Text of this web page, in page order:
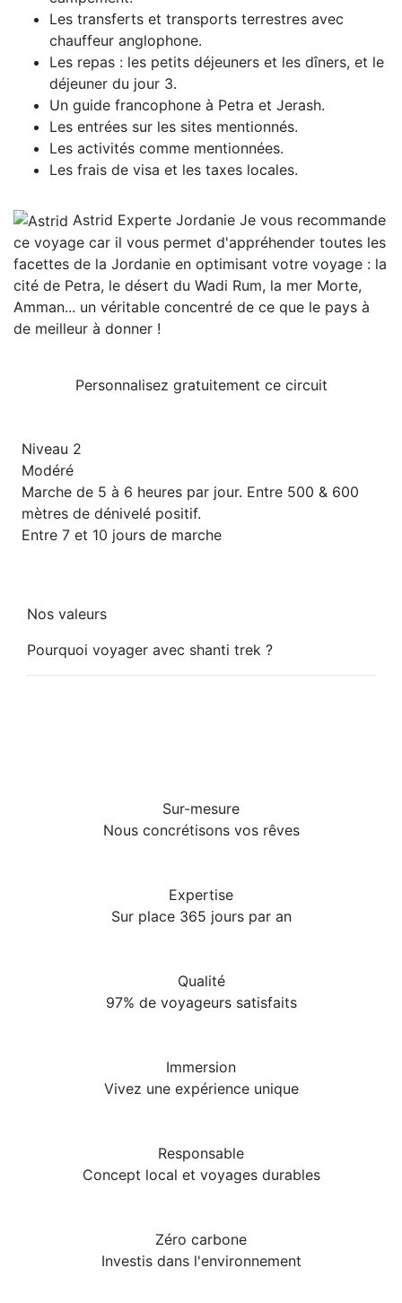
Les transferts et transports terrestres avec
chauffeur anglophone.
Les repas : les petits déjeuners et les dîners, et le
déjeuner du jour 3.
Un guide francophone à Petra et Jerash.
Les entrées sur les sites mentionnés.
Les activités comme mentionnées.
Les frais de visa et les taxes locales.
Astrid Experte Jordanie Je vous recommande
ce voyage car il vous permet d'appréhender toutes les
facettes de la Jordanie en optimisant votre voyage : la
cité de Petra, le désert du Wadi Rum, la mer Morte,
Amman... un véritable concentré de ce que le pays à
de meilleur à donner !
Personnalisez gratuitement ce circuit
Niveau 2
Modéré
Marche de 5 à 6 heures par jour. Entre 500 & 600
mètres de dénivelé positif.
Entre 7 et 10 jours de marche
Nos valeurs
Pourquoi voyager avec shanti trek ?
Sur-mesure
Nous concrétisons vos rêves
Expertise
Sur place 365 jours par an
Qualité
97% de voyageurs satisfaits
Immersion
Vivez une expérience unique
Responsable
Concept local et voyages durables
Zéro carbone
Investis dans l'environnement